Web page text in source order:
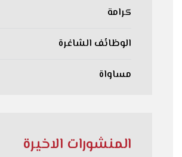
كرامة
الوظائف الشاغرة
مساواة
المنشورات الاخيرة